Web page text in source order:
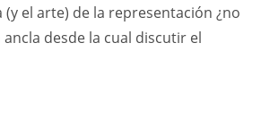
el arte) de la representación ¿no
desde la cual discutir el